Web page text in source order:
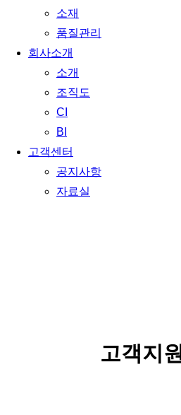
소재
품질관리
회사소개
소개
조직도
CI
BI
고객센터
공지사항
자료실
고객지원